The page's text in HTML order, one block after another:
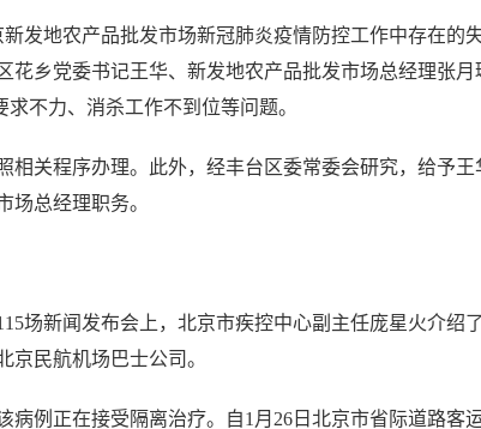
地农产品批发市场新冠肺炎疫情防控工作中存在的
乡党委书记王华、新发地农产品批发市场总经理张月
不力、消杀工作不到位等问题。
关程序办理。此外，经丰台区委常委会研究，给予王
场总经理职务。
新闻发布会上，北京市疾控中心副主任庞星火介绍
民航机场巴士公司。
例正在接受隔离治疗。自1月26日北京市省际道路客